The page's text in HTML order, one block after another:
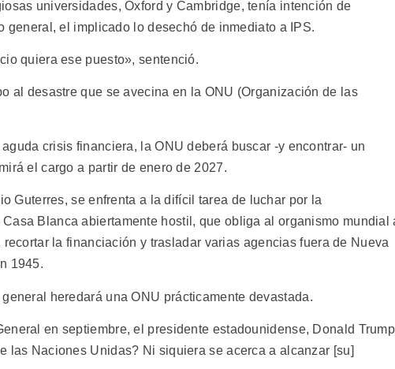
universidades, Oxford y Cambridge, tenía intención de
general, el implicado lo desechó de inmediato a IPS.
quiera ese puesto», sentenció.
al desastre que se avecina en la ONU (Organización de las
crisis financiera, la ONU deberá buscar -y encontrar- un
el cargo a partir de enero de 2027.
Guterres, se enfrenta a la difícil tarea de luchar por la
Blanca abiertamente hostil, que obliga al organismo mundial
la financiación y trasladar varias agencias fuera de Nueva
1945.
heredará una ONU prácticamente devastada.
en septiembre, el presidente estadounidense, Donald
las Naciones Unidas? Ni siquiera se acerca a alcanzar [su]